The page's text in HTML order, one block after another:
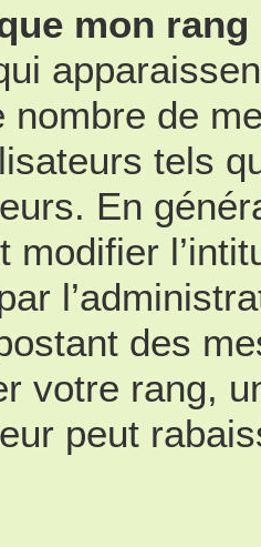
mon
nombre de
tels
En
modifier
des
votre rang,
peut